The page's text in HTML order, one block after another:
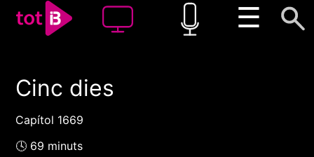
☰
00:00 00:00
Cinc dies
Capítol 1669
🕓 69 minuts